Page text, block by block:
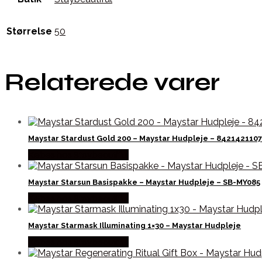
Størrelse 50
Relaterede varer
Maystar Stardust Gold 200 – Maystar Hudpleje –
Maystar Starsun Basispakke – Maystar Hudpleje – SB-MY085
Maystar Starmask Illuminating 1×30 – Maystar Hudpleje